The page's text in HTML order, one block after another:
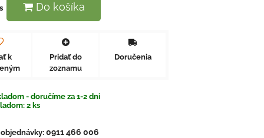
Do košíka
k
Pridať do
zoznamu
Doručenia
- doručíme za 1-2 dni
2 ks
0911 466 006